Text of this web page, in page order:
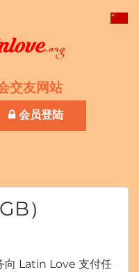
交友网站
会员登陆
）
向 Latin Love 支付任